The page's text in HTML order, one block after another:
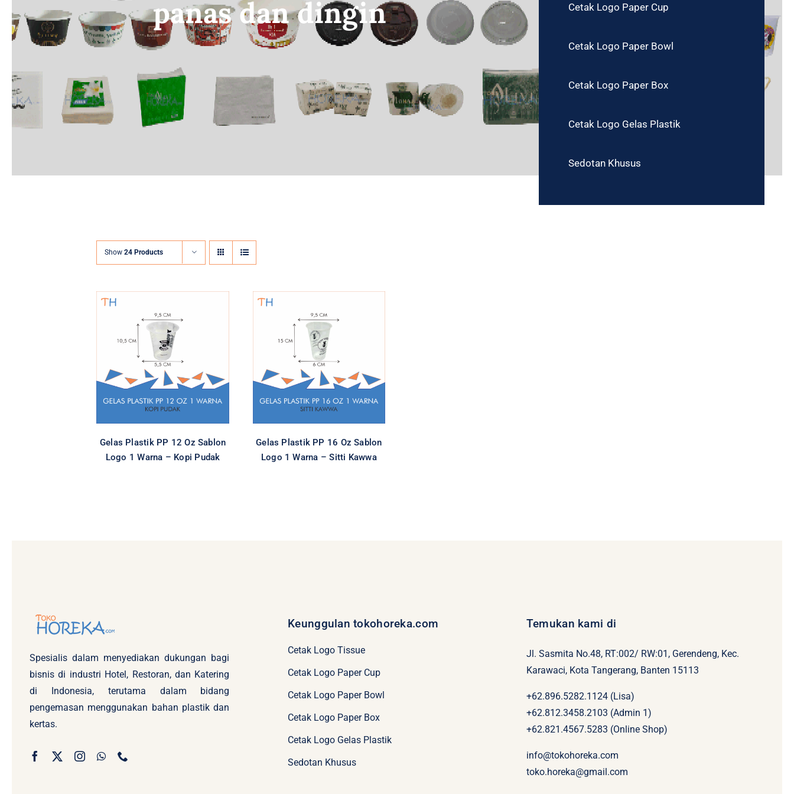
panas dan dingin
Cetak Logo Paper Cup
Cetak Logo Paper Bowl
Cetak Logo Paper Box
Cetak Logo Gelas Plastik
Sedotan Khusus
Show24 Products
Gelas Plastik PP 12
Oz Sablon Logo 1
Warna – Kopi Pudak
Cetak Logo Gelas Plastik
Gelas Plastik
Gelas Plastik PP
Special Item
Gelas Plastik PP 12 Oz Sablon
Logo 1 Warna – Kopi Pudak
Gelas Plastik PP 16
Oz Sablon Logo 1
Warna – Sitti Kawwa
Cetak Logo Gelas Plastik
Gelas Plastik
Gelas Plastik PP
Special Item
Gelas Plastik PP 16 Oz Sablon
Logo 1 Warna – Sitti Kawwa
Spesialis dalam menyediakan dukungan bagi
bisnis di industri Hotel, Restoran, dan Katering
di Indonesia, terutama dalam bidang
pengemasan menggunakan bahan plastik dan
kertas.
Keunggulan tokohoreka.com
Cetak Logo Tissue
Cetak Logo Paper Cup
Cetak Logo Paper Bowl
Cetak Logo Paper Box
Cetak Logo Gelas Plastik
Sedotan Khusus
Temukan kami di
Jl. Sasmita No.48, RT:002/ RW:01, Gerendeng, Kec.
Karawaci, Kota Tangerang, Banten 15113
+62.896.5282.1124 (Lisa)
+62.812.3458.2103 (Admin 1)
+62.821.4567.5283 (Online Shop)
info@tokohoreka.com
toko.horeka@gmail.com